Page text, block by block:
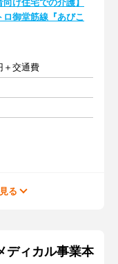
け住宅での介護】
ロ御堂筋線『あびこ
＋交通費
る
ィカル事業本